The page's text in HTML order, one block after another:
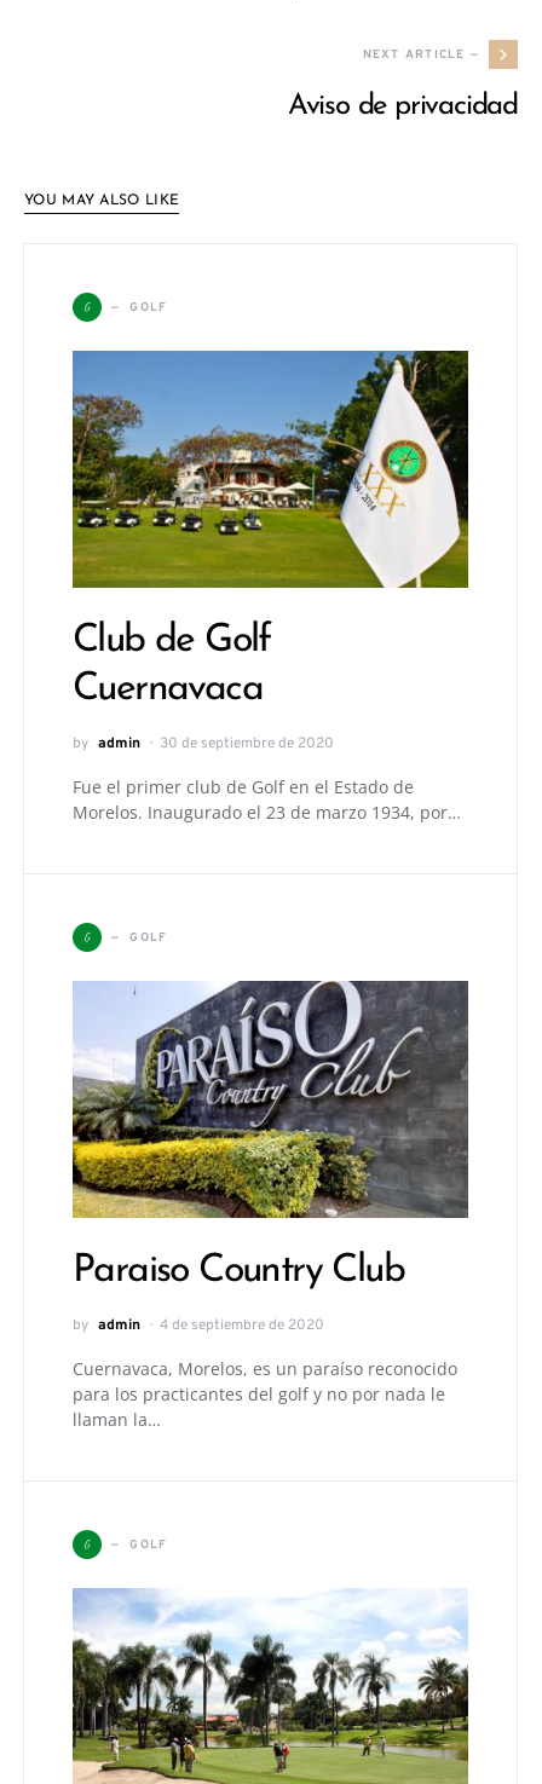
NEXT ARTICLE —
Aviso de privacidad
YOU MAY ALSO LIKE
G GOLF
Club de Golf
Cuernavaca
by admin 30 de septiembre de 2020
Fue el primer club de Golf en el Estado de
Morelos. Inaugurado el 23 de marzo 1934, por…
G GOLF
Paraiso Country Club
by admin 4 de septiembre de 2020
Cuernavaca, Morelos, es un paraíso reconocido
para los practicantes del golf y no por nada le
llaman la…
G GOLF